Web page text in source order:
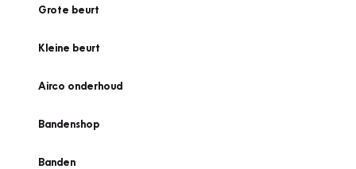
Grote beurt
Kleine beurt
Airco onderhoud
Bandenshop
Banden